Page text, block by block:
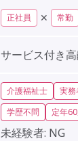
正社員 ✕ 常勤
サービス付き
介護福祉士 実務
学歴不問
定年
未経験者: NG